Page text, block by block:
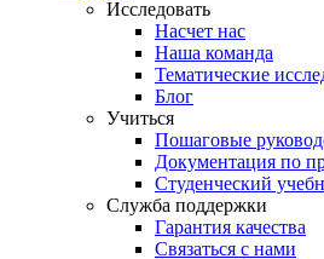
Исследовать
Насчет нас
Наша команда
Тематические
Блог
Учиться
Пошаговые
Документация по
Студенческий
Служба поддержки
Гарантия качества
Связаться с нами